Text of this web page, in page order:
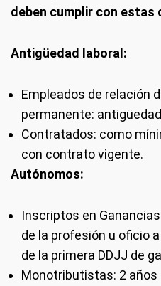
deben cumplir con
Antigüedad laboral:
Empleados de relación
permanente:
Contratados: como
con contrato vigente.
Autónomos:
Inscriptos en
de la profesión u oficio
de la primera DDJJ de
Monotributistas: 2 años